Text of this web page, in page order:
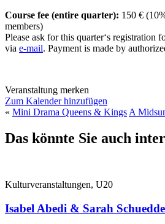
Course fee (entire quarter): 150 €
members)
Please ask for this quarter‘s registration
via e-mail. Payment is made by
Veranstaltung merken
Zum Kalender hinzufügen
« Mini Drama Queens & Kings A
Das könnte Sie auch
Kulturveranstaltungen, U20
Isabel Abedi & Sarah